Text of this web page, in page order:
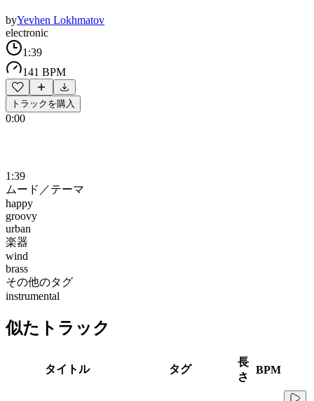
byYevhen Lokhmatov
electronic
1:39
141 BPM
トラックを購入
0:00
1:39
ムード／テーマ
happy
groovy
urban
楽器
wind
brass
その他のタグ
instrumental
似たトラック
タイトル タグ
長
さ
BPM